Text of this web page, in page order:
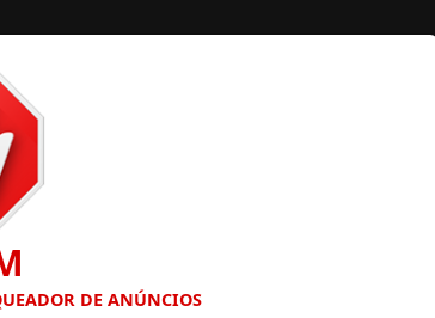
QUE PODEM FORTALECER A SAÚDE
DE ANÚNCIOS